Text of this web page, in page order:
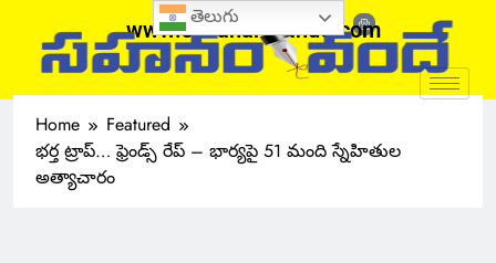
www.sahanamvande.com
Home
Featured
భర్త ట్రాప్… ఫ్రెండ్స్ రేప్ – భార్యపై 51 మంది స్నేహితుల
అత్యాచారం
తెలుగు